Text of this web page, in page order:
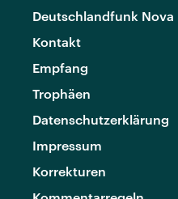
Deutschlandfunk Nova
Kontakt
Empfang
Trophäen
Datenschutzerklärung
Impressum
Korrekturen